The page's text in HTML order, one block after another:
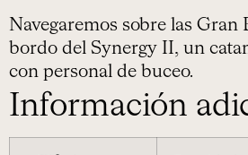
Navegaremos sobre las Gran
bordo del Synergy II, un
con personal de buceo.
Información